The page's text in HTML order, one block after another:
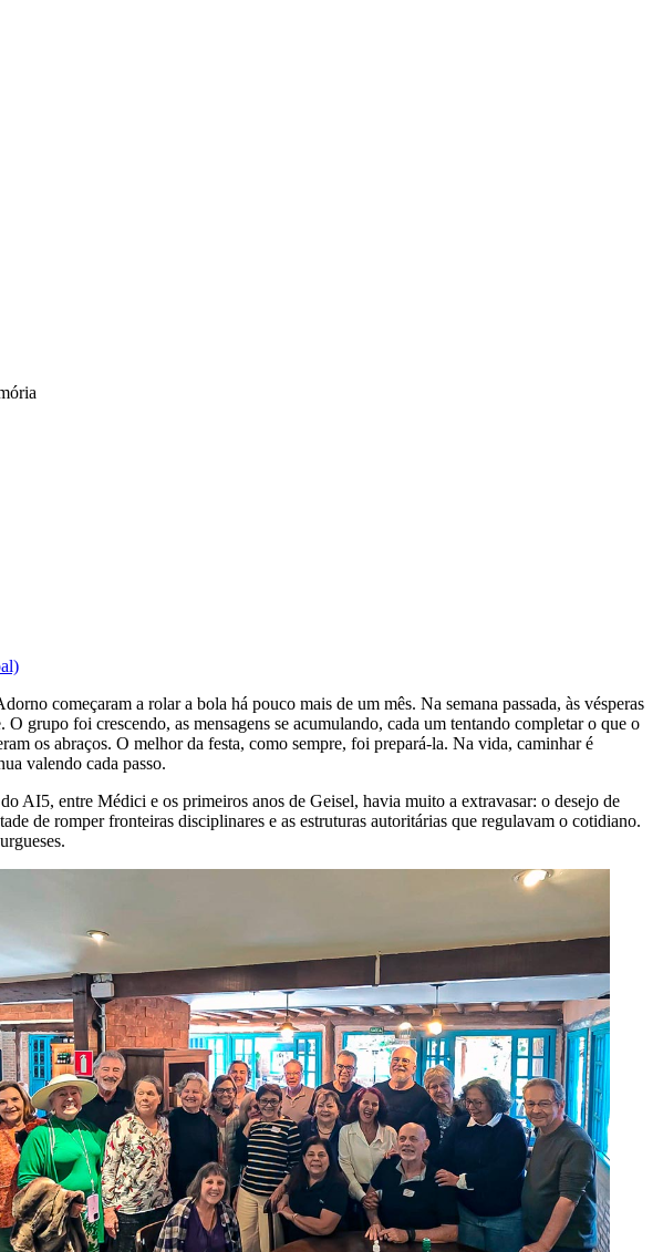
começaram a rolar a bola há pouco mais de um mês. Na semana passada, às vésperas
grupo foi crescendo, as mensagens se acumulando, cada um tentando completar o que o
os abraços. O melhor da festa, como sempre, foi prepará-la. Na vida, caminhar é
valendo cada passo.
AI5, entre Médici e os primeiros anos de Geisel, havia muito a extravasar: o desejo de
de romper fronteiras disciplinares e as estruturas autoritárias que regulavam o cotidiano.